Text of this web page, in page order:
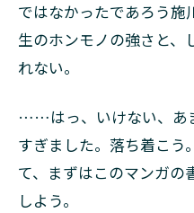
ではなかったであろう施
生のホンモノの強さと、
れない。
……はっ、いけない、あ
すぎました。落ち着こう
て、まずはこのマンガの
しよう。